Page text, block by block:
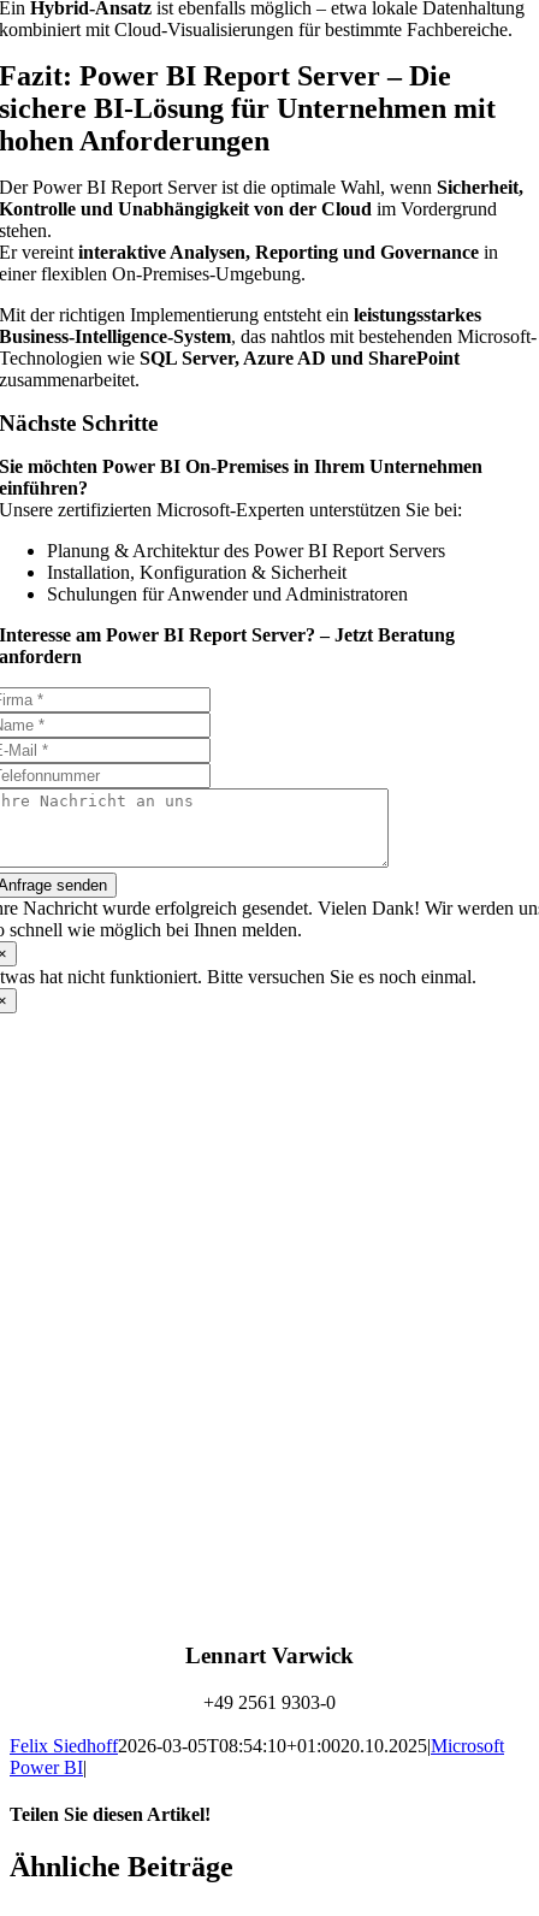
EinHybrid-Ansatz ist ebenfalls möglich – etwa lokale Datenhaltung
kombiniert mit Cloud-Visualisierungen für bestimmte Fachbereiche.
Fazit: Power BI Report Server – Die
sichere BI-Lösung für Unternehmen mit
hohen Anforderungen
Der Power BI Report Server ist die optimale Wahl, wennSicherheit,
Kontrolle und Unabhängigkeit von der Cloud im Vordergrund
stehen.
Er vereintinteraktive Analysen, Reporting und Governance in
einer flexiblen On-Premises-Umgebung.
Mit der richtigen Implementierung entsteht einleistungsstarkes
Business-Intelligence-System, das nahtlos mit bestehenden Microsoft-
Technologien wieSQL Server, Azure AD und SharePoint
zusammenarbeitet.
Nächste Schritte
Sie möchten Power BI On-Premises in Ihrem Unternehmen
einführen?
Unsere zertifizierten Microsoft-Experten unterstützen Sie bei:
Planung & Architektur des Power BI Report Servers
Installation, Konfiguration & Sicherheit
Schulungen für Anwender und Administratoren
Interesse am Power BI Report Server? – Jetzt Beratung
anfordern
senden
Nachricht wurde erfolgreich gesendet. Vielen Dank! Wir werden
schnell wie möglich bei Ihnen melden.
hat nicht funktioniert. Bitte versuchen Sie es noch einmal.
Lennart Varwick
+49 2561 9303-0
Felix Siedhoff2026-03-05T08:54:10+01:0020.10.2025|Microsoft
Power BI|
Teilen Sie diesen Artikel!
Facebook
X
Reddit
LinkedIn
WhatsApp
Xing
E-
Mail
Ähnliche Beiträge